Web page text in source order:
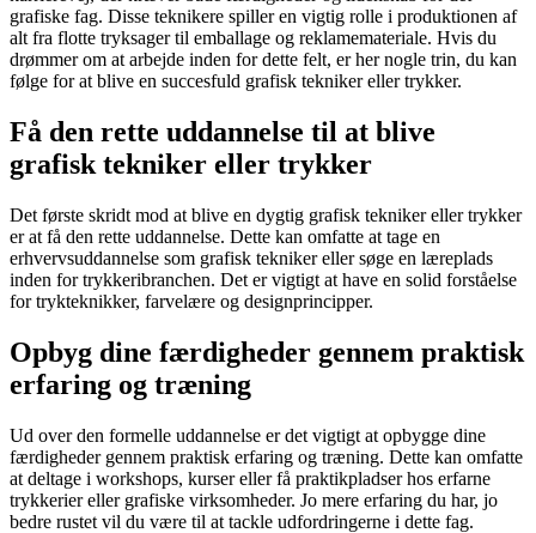
grafiske fag. Disse teknikere spiller en vigtig rolle i produktionen af
alt fra flotte tryksager til emballage og reklamemateriale. Hvis du
drømmer om at arbejde inden for dette felt, er her nogle trin, du kan
følge for at blive en succesfuld grafisk tekniker eller trykker.
Få den rette uddannelse til at blive
grafisk tekniker eller trykker
Det første skridt mod at blive en dygtig grafisk tekniker eller trykker
er at få den rette uddannelse. Dette kan omfatte at tage en
erhvervsuddannelse som grafisk tekniker eller søge en læreplads
inden for trykkeribranchen. Det er vigtigt at have en solid forståelse
for trykteknikker, farvelære og designprincipper.
Opbyg dine færdigheder gennem praktisk
erfaring og træning
Ud over den formelle uddannelse er det vigtigt at opbygge dine
færdigheder gennem praktisk erfaring og træning. Dette kan omfatte
at deltage i workshops, kurser eller få praktikpladser hos erfarne
trykkerier eller grafiske virksomheder. Jo mere erfaring du har, jo
bedre rustet vil du være til at tackle udfordringerne i dette fag.